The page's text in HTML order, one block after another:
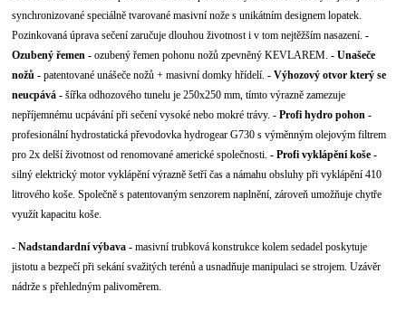
synchronizované speciálně tvarované masivní nože s unikátním designem lopatek.
Pozinkovaná úprava sečení zaručuje dlouhou životnost i v tom nejtěžším nasazení.-
Ozubený řemen -ozubený řemen pohonu nožů zpevněný KEVLAREM.- Unašeče
nožů -patentované unášeče nožů + masivní domky hřídelí.- Výhozový otvor který se
neucpává -šířka odhozového tunelu je 250x250 mm, tímto výrazně zamezuje
nepříjemnému ucpávání při sečení vysoké nebo mokré trávy.- Profi hydro pohon -
profesionální hydrostatická převodovka hydrogear G730 s výměnným olejovým filtrem
pro 2x delší životnost od renomované americké společnosti.- Profi vyklápění koše -
silný elektrický motor vyklápění výrazně šetří čas a námahu obsluhy při vyklápění 410
litrového koše. Společně s patentovaným senzorem naplnění, zároveň umožňuje chytře
využít kapacitu koše.
- Nadstandardní výbava -masivní trubková konstrukce kolem sedadel poskytuje
jistotu a bezpečí při sekání svažitých terénů a usnadňuje manipulaci se strojem. Uzávěr
nádrže s přehledným palivoměrem.